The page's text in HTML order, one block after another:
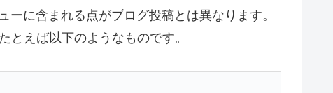
に含まれる点がブログ投稿とは異なります。
とえば以下のようなものです。